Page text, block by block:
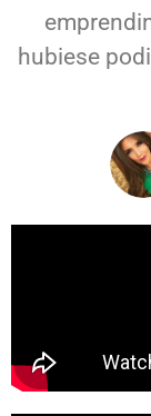
hubiese